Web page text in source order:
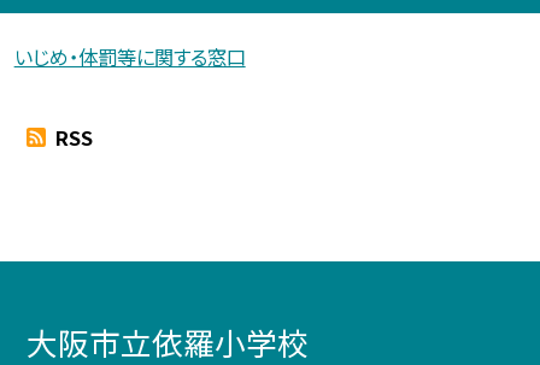
いじめ・体罰等に関する窓口
RSS
大阪市立依羅小学校